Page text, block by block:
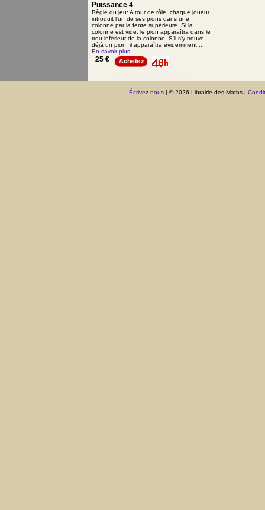
Puissance 4
Règle du jeu: A tour de rôle, chaque joueur
introduit l'un de ses pions dans une
colonne par la fente supérieure. Si la
colonne est vide, le pion apparaîtra dans le
trou inférieur de la colonne. S'il s'y trouve
déjà un pion, il apparaîtra évidemment ...
En savoir plus
25 €
Écrivez-nous| © 2026 Librairie des Maths |